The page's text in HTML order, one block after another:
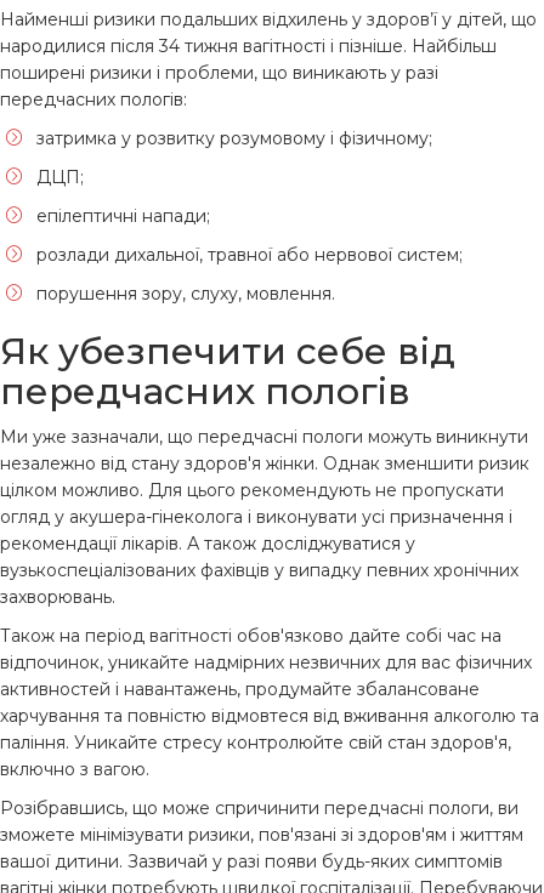
Найменші ризики подальших відхилень у здоров’ї у дітей, що
народилися після 34 тижня вагітності і пізніше. Найбільш
поширені ризики і проблеми, що виникають у разі
передчасних пологів:
затримка у розвитку розумовому і фізичному;
ДЦП;
епілептичні напади;
розлади дихальної, травної або нервової систем;
порушення зору, слуху, мовлення.
Як убезпечити себе від
передчасних пологів
Ми уже зазначали, що передчасні пологи можуть виникнути
незалежно від стану здоров'я жінки. Однак зменшити ризик
цілком можливо. Для цього рекомендують не пропускати
огляд у акушера-гінеколога і виконувати усі призначення і
рекомендації лікарів. А також досліджуватися у
вузькоспеціалізованих фахівців у випадку певних хронічних
захворювань.
Також на період вагітності обов'язково дайте собі час на
відпочинок, уникайте надмірних незвичних для вас фізичних
активностей і навантажень, продумайте збалансоване
харчування та повністю відмовтеся від вживання алкоголю та
паління. Уникайте стресу контролюйте свій стан здоров'я,
включно з вагою.
Розібравшись, що може спричинити передчасні пологи, ви
зможете мінімізувати ризики, пов'язані зі здоров'ям і життям
вашої дитини. Зазвичай у разі появи будь-яких симптомів
вагітні жінки потребують швидкої госпіталізації. Перебуваючи